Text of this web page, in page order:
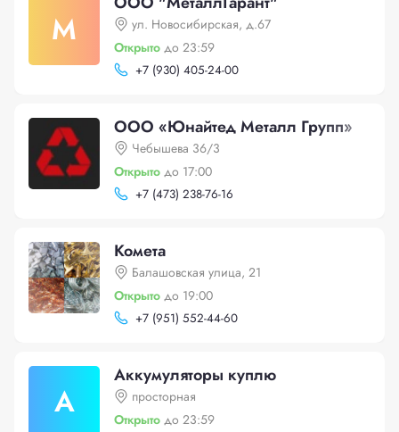
М
ул. Новосибирская, д.67
Открыто до 23:59
+7 (930) 405-24-00
ООО «Юнайтед Металл Групп»
Чебышева 36/3
Открыто до 17:00
+7 (473) 238-76-16
Комета
Балашовская улица, 21
Открыто до 19:00
+7 (951) 552-44-60
А
Аккумуляторы куплю
просторная
Открыто до 23:59